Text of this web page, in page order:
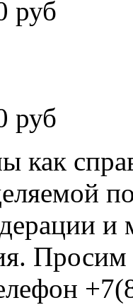
руб
руб
как
и
Просим